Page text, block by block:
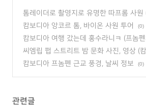
톰레이더로 촬영지로 유명한 따프롬 사원
디아 여행)
(0)
캄보디아 앙코르 톰, 바이온 사원 투어 (0)
캄보디아 여행 갔는데 홍수라니ㅋ (프놈
악한 인프라)
(0)
씨엠립 펍 스트리트 밤 문화 사진, 영상 (
아 여행)
(0)
캄보디아 프놈펜 근교 풍경, 날씨 정보 (0)
관련글